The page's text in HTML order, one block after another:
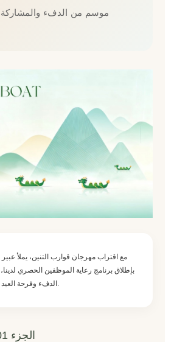
موسم من الدفء والمشاركة
مع اقتراب مهرجان قوارب التنين، يملأ عبير
الجزء 01 — عبير زونغزي